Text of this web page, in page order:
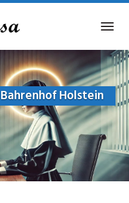
Bahrenhof Holstein